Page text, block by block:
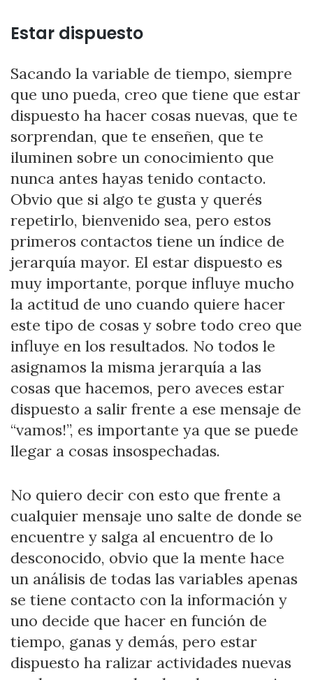
Estar dispuesto
Sacando la variable de tiempo, siempre
que uno pueda, creo que tiene que estar
dispuesto ha hacer cosas nuevas, que te
sorprendan, que te enseñen, que te
iluminen sobre un conocimiento que
nunca antes hayas tenido contacto.
Obvio que si algo te gusta y querés
repetirlo, bienvenido sea, pero estos
primeros contactos tiene un índice de
jerarquía mayor. El estar dispuesto es
muy importante, porque influye mucho
la actitud de uno cuando quiere hacer
este tipo de cosas y sobre todo creo que
influye en los resultados. No todos le
asignamos la misma jerarquía a las
cosas que hacemos, pero aveces estar
dispuesto a salir frente a ese mensaje de
“vamos!”, es importante ya que se puede
llegar a cosas insospechadas.
No quiero decir con esto que frente a
cualquier mensaje uno salte de donde se
encuentre y salga al encuentro de lo
desconocido, obvio que la mente hace
un análisis de todas las variables apenas
se tiene contacto con la información y
uno decide que hacer en función de
tiempo, ganas y demás, pero estar
dispuesto ha ralizar actividades nuevas